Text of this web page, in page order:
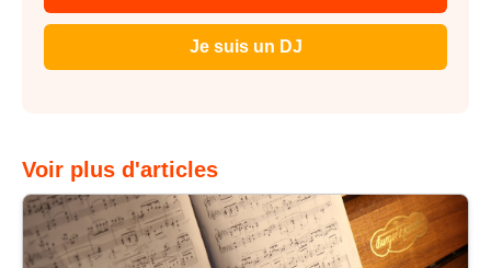
Je suis un DJ
Voir plus d'articles